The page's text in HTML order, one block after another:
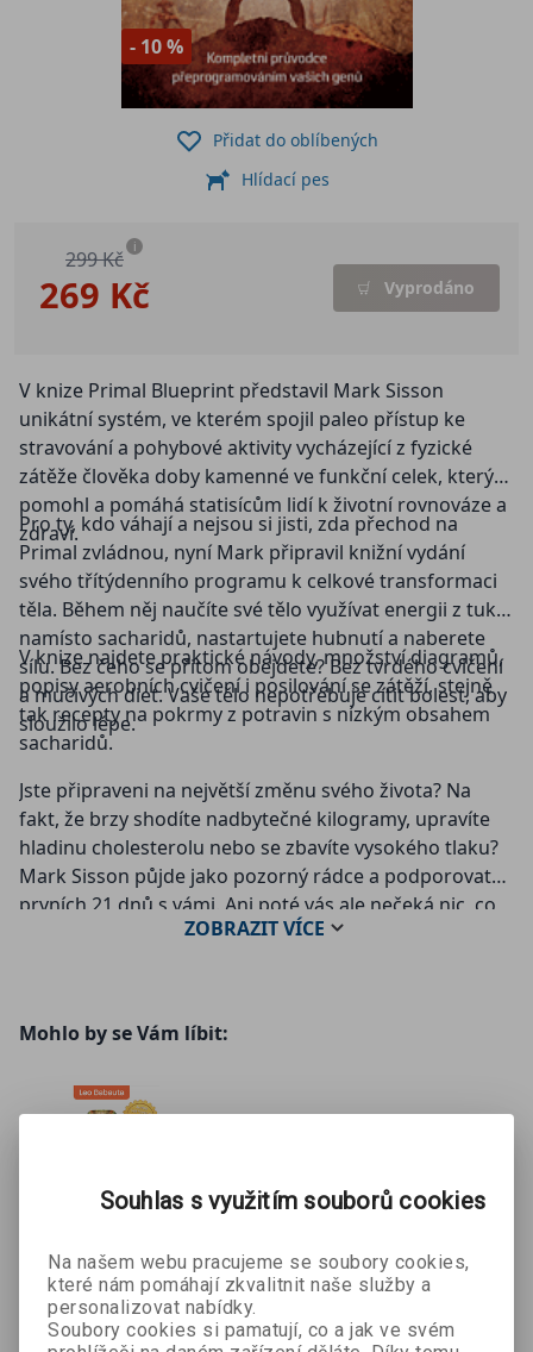
- 10 %
269 Kč
299 Kč i
Vyprodáno
Přidat do oblíbených
Hlídací pes
V knize Primal Blueprint představil Mark Sisson
unikátní systém, ve kterém spojil paleo přístup ke
stravování a pohybové aktivity vycházející z fyzické
zátěže člověka doby kamenné ve funkční celek, který
pomohl a pomáhá statisícům lidí k životní rovnováze a
zdraví.
Pro ty, kdo váhají a nejsou si jisti, zda přechod na
Primal zvládnou, nyní Mark připravil knižní vydání
svého třítýdenního programu k celkové transformaci
těla. Během něj naučíte své tělo využívat energii z tuků
namísto sacharidů, nastartujete hubnutí a naberete
sílu. Bez čeho se přitom obejdete? Bez tvrdého cvičení
a mučivých diet. Vaše tělo nepotřebuje cítit bolest, aby
sloužilo lépe.
V knize najdete praktické návody, množství diagramů,
popisy aerobních cvičení i posilování se zátěží, stejně
tak recepty na pokrmy z potravin s nízkým obsahem
sacharidů.
Jste připraveni na největší změnu svého života? Na
fakt, že brzy shodíte nadbytečné kilogramy, upravíte
hladinu cholesterolu nebo se zbavíte vysokého tlaku?
Mark Sisson půjde jako pozorný rádce a podporovatel
prvních 21 dnů s vámi. Ani poté vás ale nečeká nic, co
ZOBRAZITVÍCE
Mohlo by se Vám líbit:
52 změn
Leo Babauta
Souhlas s využitím souborů cookies
Na našem webu pracujeme se soubory cookies,
které nám pomáhají zkvalitnit naše služby a
personalizovat nabídky.
Soubory cookies si pamatují, co a jak ve svém